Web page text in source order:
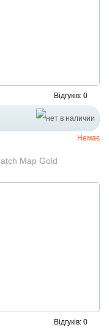
Відгуків: 0
Немає
Map Gold
Відгуків: 0